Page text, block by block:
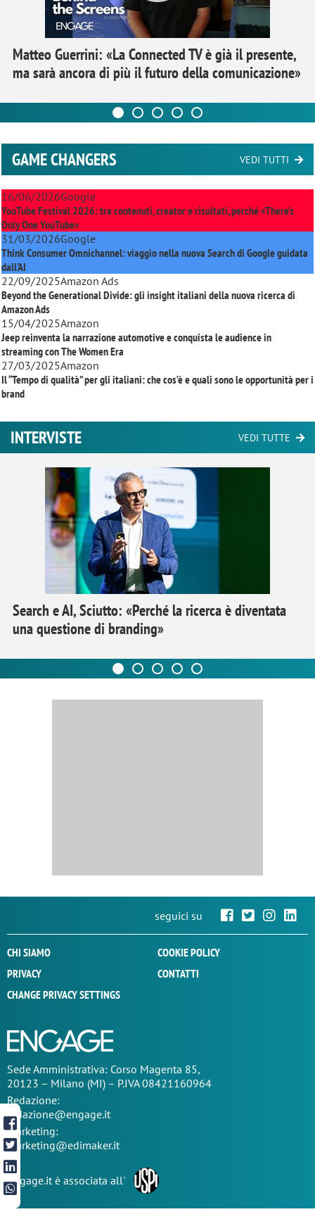
Matteo Guerrini: «La Connected TV è già il presente,
ma sarà ancora di più il futuro della comunicazione»
GAME CHANGERS VEDI TUTTI
16/06/2026Google
YouTube Festival 2026: tra contenuti, creator e risultati, perché «There’s
Only One YouTube»
31/03/2026Google
Think Consumer Omnichannel: viaggio nella nuova Search di Google guidata
dall'AI
22/09/2025Amazon Ads
Beyond the Generational Divide: gli insight italiani della nuova ricerca di
Amazon Ads
15/04/2025Amazon
Jeep reinventa la narrazione automotive e conquista le audience in
streaming conThe Women Era
27/03/2025Amazon
Il “Tempo di qualità” per gli italiani: che cos’è e quali sono le opportunità per i
brand
INTERVISTE VEDI TUTTE
Search e AI, Sciutto: «Perché la ricerca è diventata
una questione di branding»
seguici su
CHI SIAMO
COOKIE POLICY
PRIVACY
CONTATTI
CHANGE PRIVACY SETTINGS
SedeAmministrativa: Corso Magenta 85,
20123 – Milano (MI) – P.IVA 08421160964
Redazione:
redazione@engage.it
Marketing:
marketing@edimaker.it
Engage.it è associata all'